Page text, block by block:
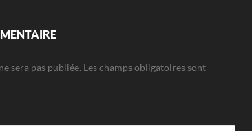
sera pas publiée. Les champs obligatoires sont